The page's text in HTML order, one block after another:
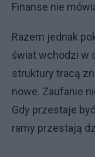
Finanse nie
Razem jednak
świat wchodzi w
struktury tracą
nowe. Zaufanie
Gdy przestaje
ramy przestają